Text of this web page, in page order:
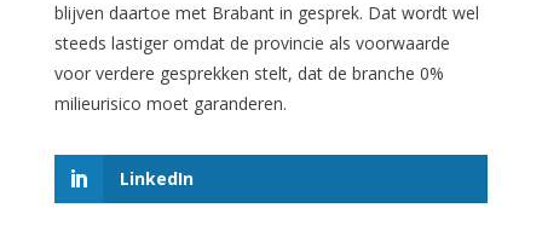
blijven daartoe met Brabant in gesprek. Dat wordt wel
steeds lastiger omdat de provincie als voorwaarde
voor verdere gesprekken stelt, dat de branche 0%
milieurisico moet garanderen.
LinkedIn